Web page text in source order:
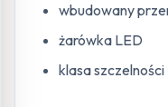
wbudowany
żarówka LED
klasa szczelności